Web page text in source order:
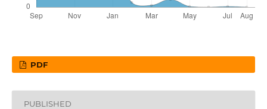
PDF
PUBLISHED